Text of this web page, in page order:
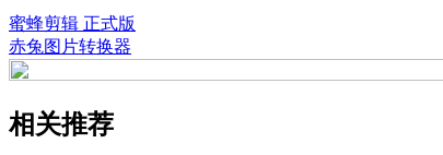
蜜蜂剪辑 正式版
赤兔图片转换器
相关推荐